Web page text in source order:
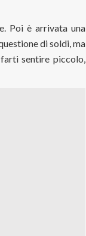
Poi è arrivata una
di soldi, ma
sentire piccolo,